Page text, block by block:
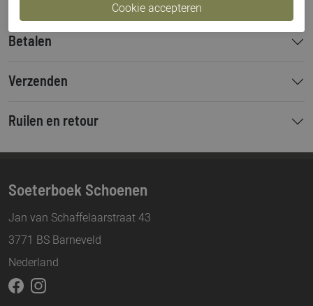
Betalen
Verzenden
Ruilen en retour
Soeterboek Schoenen
Jan van Schaffelaarstraat 43
3771 BS Barneveld
Nederland